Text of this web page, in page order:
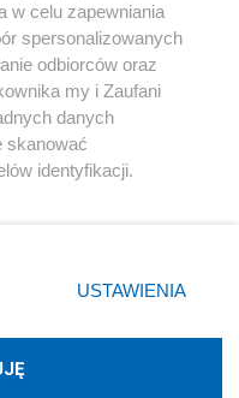
Youtube
w celu zapewniania
spersonalizowanych
odbiorców oraz
my i Zaufani
danych
skanować
identyfikacji.
ustawień prywatności
strony
wymagają zgody
się takiemu
USTAWIENIA